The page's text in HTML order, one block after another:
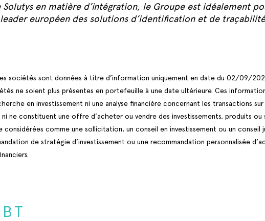
Solutys en matière d’intégration, le Groupe est idéalement
européen des solutions d’identification et de
sociétés sont données à titre d’information uniquement en date du 02/09/
ne soient plus présentes en portefeuille à une date ultérieure. Ces
en investissement ni une analyse financière concernant les transactions sur
ni ne constituent une offre d’acheter ou vendre des investissements, produits ou
comme une sollicitation, un conseil en investissement ou un conseil
de stratégie d’investissement ou une recommandation personnalisée